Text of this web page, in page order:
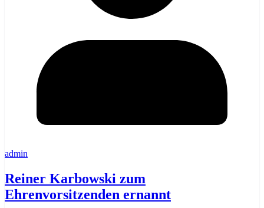
admin
Reiner Karbowski zum
Ehrenvorsitzenden ernannt